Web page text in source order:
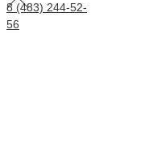
8 (483) 244-52-
56